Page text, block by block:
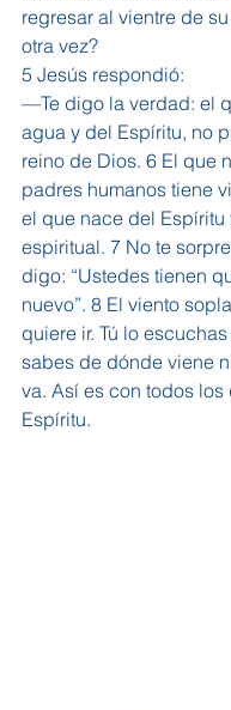
regresar al vientre de
otra vez?
5 Jesús respondió:
—Te digo la verdad: el
agua y del Espíritu, no
reino de Dios. 6 El que
padres humanos tiene
el que nace del Espíritu
espiritual. 7 No te
digo: “Ustedes tienen
nuevo”. 8 El viento
quiere ir. Tú lo
sabes de dónde viene
va. Así es con todos
Espíritu.